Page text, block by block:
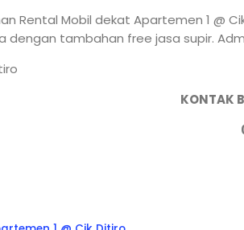
Rental Mobil dekat Apartemen 1 @
tambahan free jasa supir.
KONTAK